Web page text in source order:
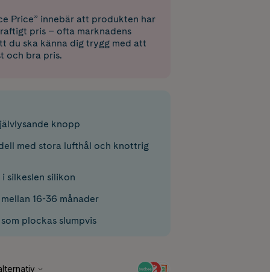
Price” innebär att produkten har
pris – ofta marknadens
du ska känna dig trygg med att
och bra pris.
knopp
med stora lufthål och knottrig
silkeslen silikon
16-36 månader
plockas slumpvis